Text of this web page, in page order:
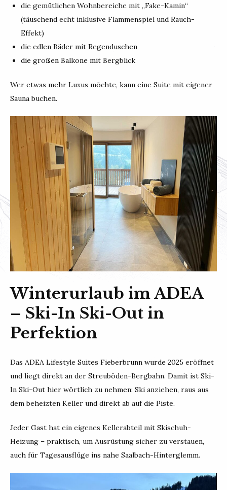
die gemütlichen Wohnbereiche mit „Fake-Kamin“
(täuschend echt inklusive Flammenspiel und Rauch-
Effekt)
die edlen Bäder mit Regenduschen
die großen Balkone mit Bergblick
Wer etwas mehr Luxus möchte, kann eine Suite mit eigener
Sauna buchen.
Winterurlaub im ADEA
– Ski-In Ski-Out in
Perfektion
Das ADEA Lifestyle Suites Fieberbrunn wurde 2025 eröffnet
und liegt direkt an der Streuböden-Bergbahn. Damit ist Ski-
In Ski-Out hier wörtlich zu nehmen: Ski anziehen, raus aus
dem beheizten Keller und direkt ab auf die Piste.
Jeder Gast hat ein eigenes Kellerabteil mit Skischuh-
Heizung – praktisch, um Ausrüstung sicher zu verstauen,
auch für Tagesausflüge ins nahe Saalbach-Hinterglemm.